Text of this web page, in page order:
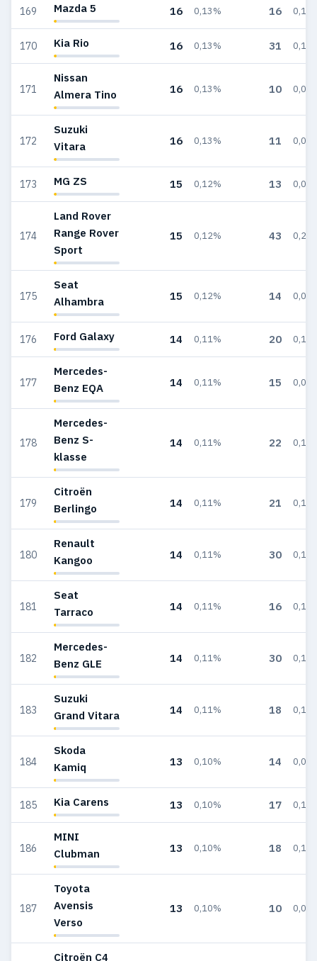
169 Mazda 5 16 0,13% 16
170 Kia Rio 16 0,13% 31
171
Nissan
Almera Tino
16 0,13% 10
172
Suzuki
Vitara
16 0,13% 11
173 MG ZS 15 0,12% 13
174
Land Rover
Range Rover
Sport
15 0,12% 43
175
Seat
Alhambra
15 0,12% 14
176 Ford Galaxy 14 0,11% 20
177
Mercedes-
Benz EQA
14 0,11% 15
178
Mercedes-
Benz S-
klasse
14 0,11% 22
179
Citroën
Berlingo
14 0,11% 21
180
Renault
Kangoo
14 0,11% 30
181
Seat
Tarraco
14 0,11% 16
182
Mercedes-
Benz GLE
14 0,11% 30
183
Suzuki
Grand Vitara
14 0,11% 18
184
Skoda
Kamiq
13 0,10% 14
185 Kia Carens 13 0,10% 17
186
MINI
Clubman
13 0,10% 18
187
Toyota
Avensis
Verso
13 0,10% 10
Citroën C4